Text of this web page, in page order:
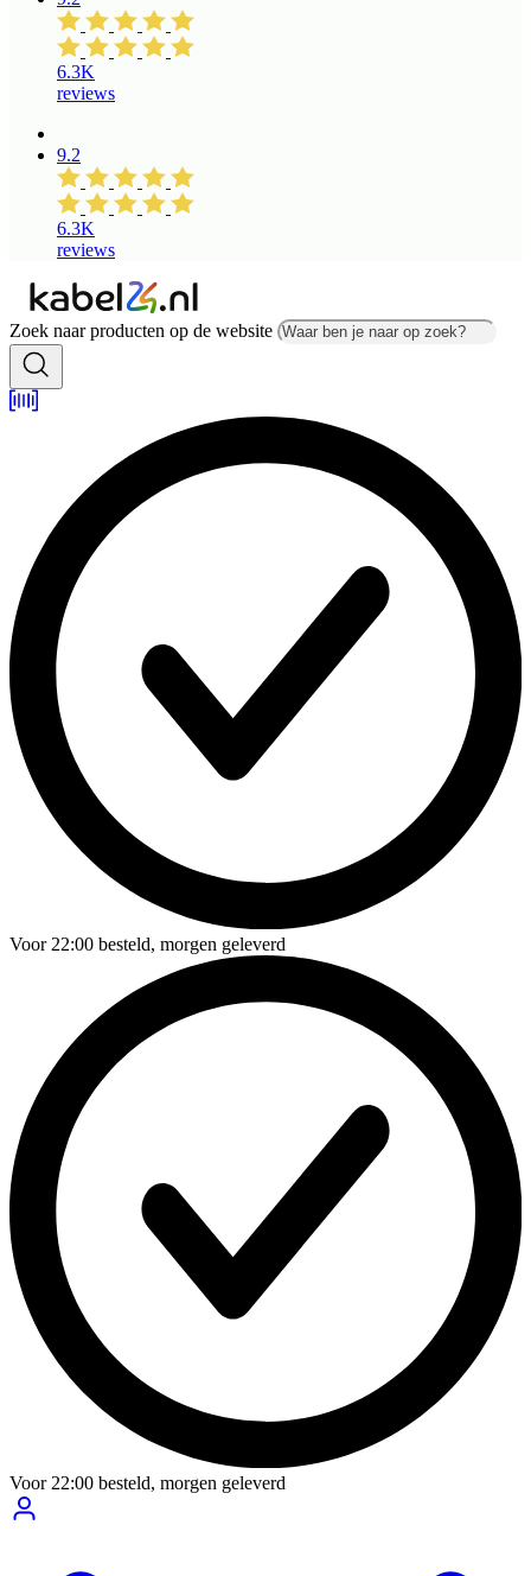
6.3K
reviews
9.2
6.3K
reviews
Zoek naar producten op de website
Voor22:00 besteld, morgen geleverd
Voor22:00 besteld, morgen geleverd